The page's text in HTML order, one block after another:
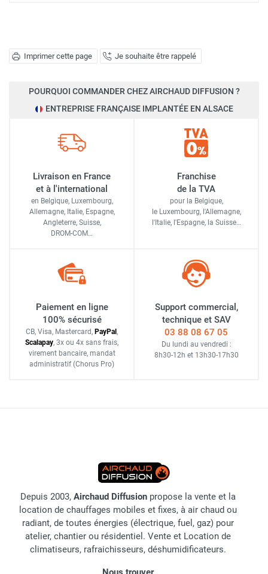
Imprimer cette page Je souhaite être rappelé
POURQUOI COMMANDER CHEZ AIRCHAUD DIFFUSION ?
ENTREPRISE FRANÇAISE IMPLANTÉE EN ALSACE
Livraison en France
et à l'international
en Belgique, Luxembourg,
Allemagne, Italie, Espagne,
Angleterre, Suisse,
DROM-COM…
Franchise
de la TVA
pour la Belgique,
le Luxembourg, l'Allemagne,
l'Italie, l'Espagne, la Suisse…
Paiement en ligne
100% sécurisé
CB, Visa, Mastercard, PayPal ,
Scalapay, 3x ou 4x sans frais,
virement bancaire, mandat
administratif (Chorus Pro)
Support commercial,
technique et SAV
03 88 08 67 05
Du lundi au vendredi :
8h30-12h et 13h30-17h30
Depuis 2003, Airchaud Diffusion propose la vente et la
location de chauffages mobiles et fixes, à air chaud ou
radiant, de toutes énergies (électrique, fuel, gaz) pour
atelier, chantier ou résidentiel. Vente et Location de
climatiseurs, rafraichisseurs, déshumidificateurs.